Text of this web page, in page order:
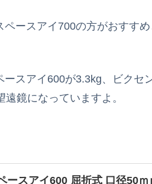
ースアイ700の方がおすすめ
スアイ600が3.3kg、ビクセ
鏡になっていますよ。
ースアイ600 屈折式 口径50ｍ